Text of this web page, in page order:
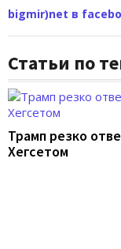
bigmir)net в
Статьи по
Трамп резко
Хегсетом